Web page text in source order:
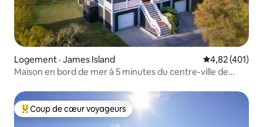
Logement · James Island Note
4,82 (401)
Maison en bord de mer à 5 minutes du centre-ville de
Coup de cœur voyageurs parmi les plus aimés
Coup de cœur voyageurs